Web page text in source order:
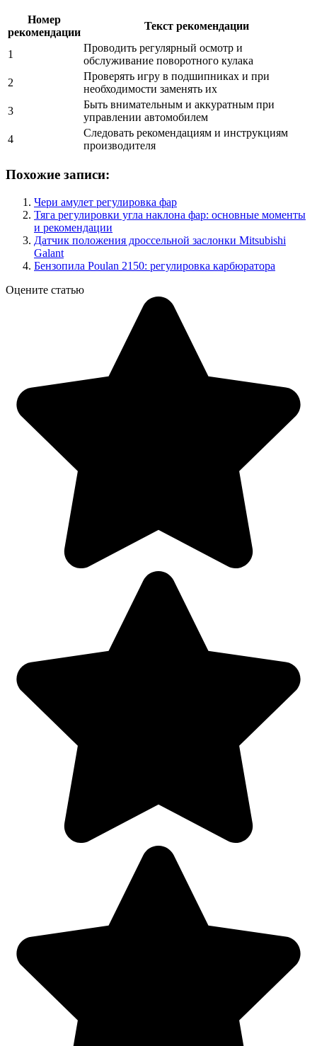
Номер
рекомендации
Текст рекомендации
1
Проводить регулярный осмотр и
обслуживание поворотного кулака
2
Проверять игру в подшипниках и при
необходимости заменять их
3
Быть внимательным и аккуратным при
управлении автомобилем
4
Следовать рекомендациям и инструкциям
производителя
Похожие записи:
Чери амулет регулировка фар
Тяга регулировки угла наклона фар: основные моменты
и рекомендации
Датчик положения дроссельной заслонки Mitsubishi
Galant
Бензопила Poulan 2150: регулировка карбюратора
Оцените статью